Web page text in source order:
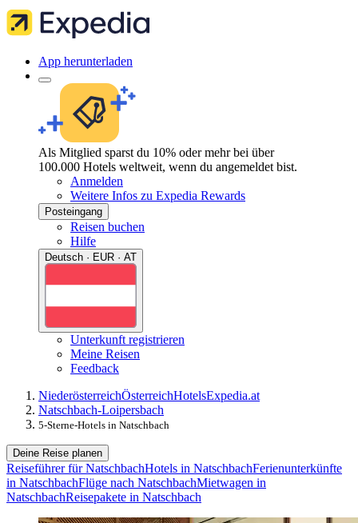
App herunterladen
Als Mitglied sparst du 10% oder mehr bei über
100.000 Hotels weltweit, wenn du angemeldet bist.
Anmelden
Weitere Infos zu Expedia Rewards
Posteingang
Reisen buchen
Hilfe
Deutsch · EUR · AT
Unterkunft registrieren
Meine Reisen
Feedback
NiederösterreichÖsterreichHotelsExpedia.at
Natschbach-Loipersbach
5-Sterne-Hotels in Natschbach
Deine Reise planen
Reiseführer für NatschbachHotels in NatschbachFerienunterkünfte
in NatschbachFlüge nach NatschbachMietwagen in
NatschbachReisepakete in Natschbach